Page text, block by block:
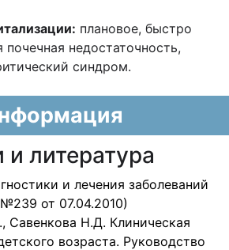
плановое, быстро
недостаточность,
синдром.
и литература
и лечения заболеваний
от 07.04.2010)
Савенкова Н.Д. Клиническая
возраста. Руководство